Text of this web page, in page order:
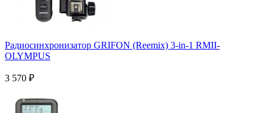
Радиосинхронизатор GRIFON (Reemix) 3-in-1 RMII-
OLYMPUS
3 570 ₽